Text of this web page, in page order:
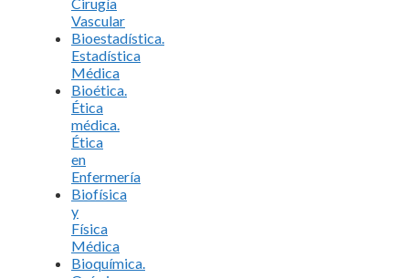
Vascular
Bioestadística.
Estadística
Médica
Bioética.
Ética
médica.
Ética
en
Enfermería
Biofísica
y
Física
Médica
Bioquímica.